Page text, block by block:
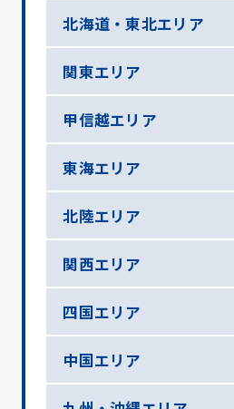
北海道・東北エリア
関東エリア
甲信越エリア
東海エリア
北陸エリア
関西エリア
四国エリア
中国エリア